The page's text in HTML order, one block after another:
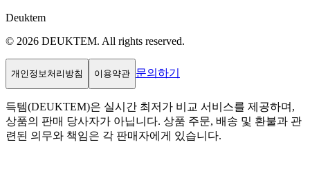
Deuktem
© 2026 DEUKTEM. All rights reserved.
개인정보처리방침 이용약관 문의하기
득템(DEUKTEM)은 실시간 최저가 비교 서비스를 제공하며,
상품의 판매 당사자가 아닙니다. 상품 주문, 배송 및 환불과 관
련된 의무와 책임은 각 판매자에게 있습니다.